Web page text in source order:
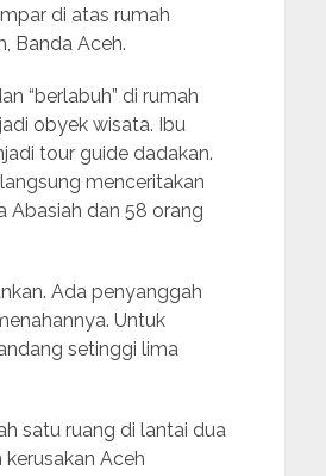
di atas rumah
Banda Aceh.
“berlabuh” di rumah
obyek wisata. Ibu
tour guide dadakan.
menceritakan
Abasiah dan 58 orang
Ada penyanggah
Untuk
setinggi lima
satu ruang di lantai dua
Aceh